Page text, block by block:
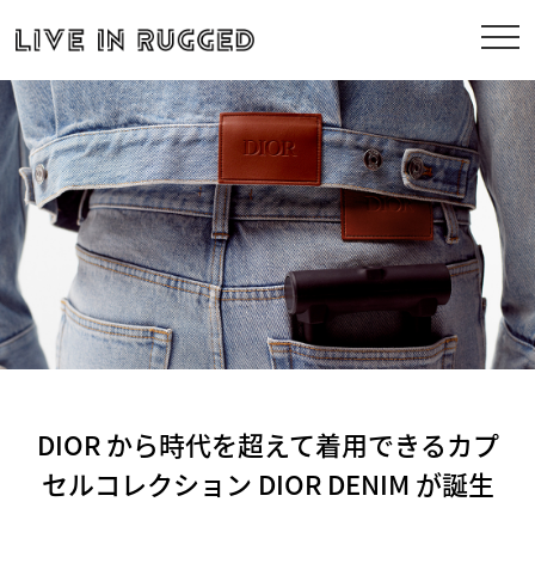
DIOR から時代を超えて着用できるカプ
セルコレクション DIOR DENIM が誕生